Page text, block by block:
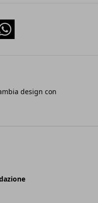
design con